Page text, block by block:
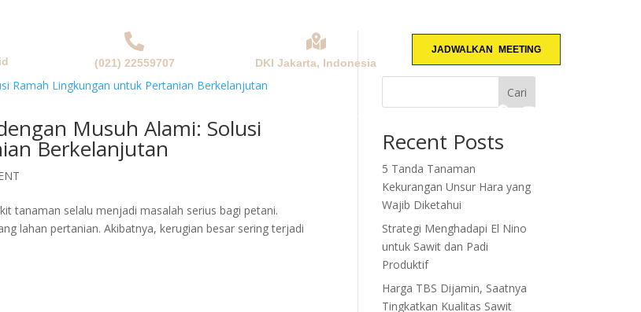
(021) 22559707 DKI Jakarta, Indonesia
JADWALKAN MEETING
Musuh Alami: Solusi
Berkelanjutan
tanaman selalu menjadi masalah serius bagi petani.
lahan pertanian. Akibatnya, kerugian besar sering terjadi
Cari
Recent Posts
5 Tanda Tanaman
Kekurangan Unsur Hara yang
Wajib Diketahui
Strategi Menghadapi El Nino
untuk Sawit dan Padi
Produktif
Harga TBS Dijamin, Saatnya
Tingkatkan Kualitas Sawit